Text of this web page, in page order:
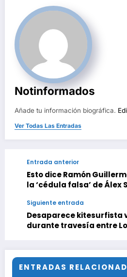
Notinformados
Añade tu información biográfica.
Ver Todas Las Entradas
Entrada anterior
Esto dice Ramón
la ‘cédula falsa’ de Álex
Siguiente entrada
Desaparece kitesurfista
durante travesía entre
ENTRADAS